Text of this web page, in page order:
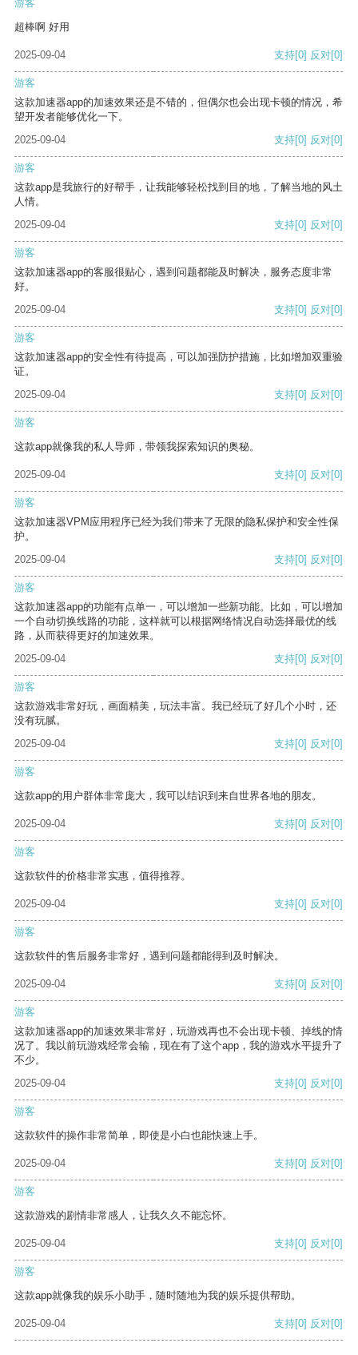
游客
超棒啊 好用
2025-09-04 支持[0] 反对[0]
游客
这款加速器app的加速效果还是不错的，但偶尔也会出现卡顿的情况，希
望开发者能够优化一下。
2025-09-04
支持[0] 反对[0]
游客
这款app是我旅行的好帮手，让我能够轻松找到目的地，了解当地的风土
人情。
2025-09-04
支持[0] 反对[0]
游客
这款加速器app的客服很贴心，遇到问题都能及时解决，服务态度非常
好。
2025-09-04
支持[0] 反对[0]
游客
这款加速器app的安全性有待提高，可以加强防护措施，比如增加双重验
证。
2025-09-04
支持[0] 反对[0]
游客
这款app就像我的私人导师，带领我探索知识的奥秘。
2025-09-04 支持[0] 反对[0]
游客
这款加速器VPM应用程序已经为我们带来了无限的隐私保护和安全性保
护。
2025-09-04
支持[0] 反对[0]
游客
这款加速器app的功能有点单一，可以增加一些新功能。比如，可以增加
一个自动切换线路的功能，这样就可以根据网络情况自动选择最优的线
路，从而获得更好的加速效果。
2025-09-04
支持[0] 反对[0]
游客
这款游戏非常好玩，画面精美，玩法丰富。我已经玩了好几个小时，还
没有玩腻。
2025-09-04
支持[0] 反对[0]
游客
这款app的用户群体非常庞大，我可以结识到来自世界各地的朋友。
2025-09-04 支持[0] 反对[0]
游客
这款软件的价格非常实惠，值得推荐。
2025-09-04 支持[0] 反对[0]
游客
这款软件的售后服务非常好，遇到问题都能得到及时解决。
2025-09-04 支持[0] 反对[0]
游客
这款加速器app的加速效果非常好，玩游戏再也不会出现卡顿、掉线的情
况了。我以前玩游戏经常会输，现在有了这个app，我的游戏水平提升了
不少。
2025-09-04
支持[0] 反对[0]
游客
这款软件的操作非常简单，即使是小白也能快速上手。
2025-09-04 支持[0] 反对[0]
游客
这款游戏的剧情非常感人，让我久久不能忘怀。
2025-09-04 支持[0] 反对[0]
游客
这款app就像我的娱乐小助手，随时随地为我的娱乐提供帮助。
2025-09-04 支持[0] 反对[0]